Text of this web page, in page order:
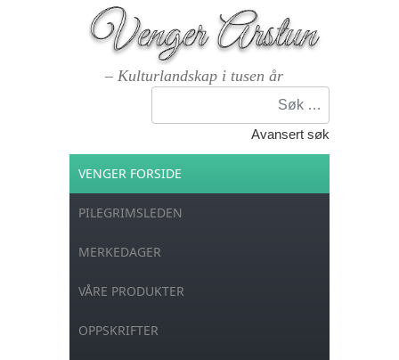
– Kulturlandskap i tusen år
Avansert søk
VENGER FORSIDE
PILEGRIMSLEDEN
MERKEDAGER
VÅRE PRODUKTER
OPPSKRIFTER